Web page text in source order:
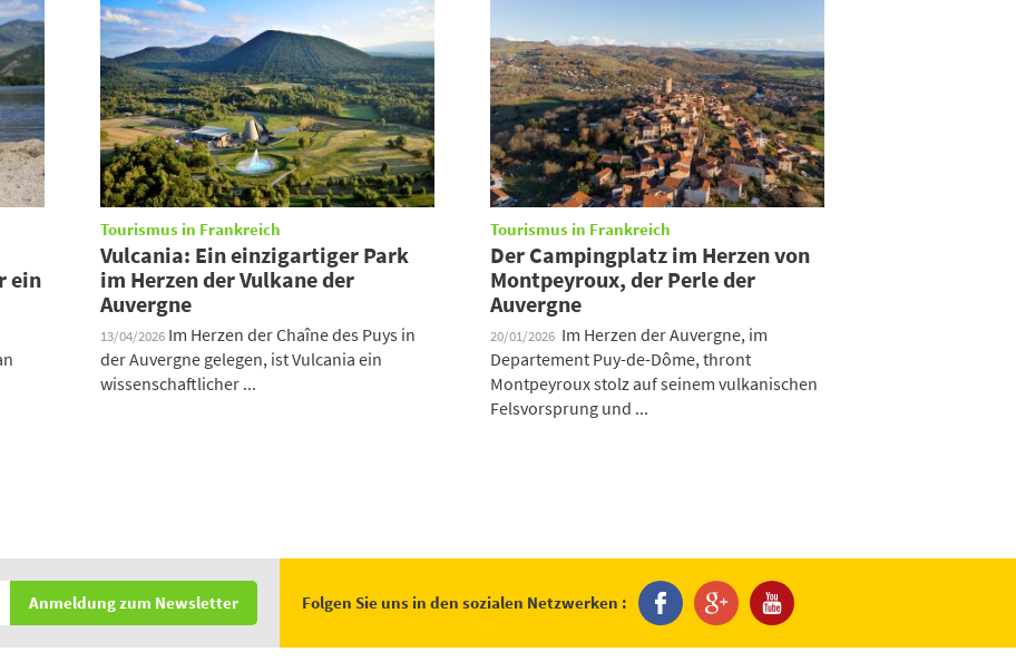
ein
Tourismus in Frankreich
Vulcania: Ein einzigartiger Park
im Herzen der Vulkane der
Auvergne
13/04/2026 Im Herzen der Chaîne des Puys in
der Auvergne gelegen, ist Vulcania ein
wissenschaftlicher ...
Tourismus in Frankreich
Der Campingplatz im Herzen von
Montpeyroux, der Perle der
Auvergne
20/01/2026 Im Herzen der Auvergne, im
Departement Puy-de-Dôme, thront
Montpeyroux stolz auf seinem vulkanischen
Felsvorsprung und ...
Anmeldung zum Newsletter Folgen Sie uns in den sozialen Netzwerken :